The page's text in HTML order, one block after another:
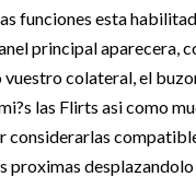
funciones esta
principal aparecera,
colateral, el
las Flirts asi­ como
proximas